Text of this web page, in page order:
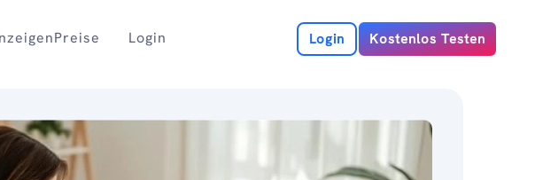
Login Login Kostenlos Testen